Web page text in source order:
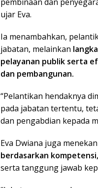
ujar Eva.
Ia menambahkan,
jabatan, melainkan
pelayanan publik serta
dan pembangunan.
“Pelantikan hendaknya
pada jabatan tertentu,
dan pengabdian kepada
Eva Dwiana juga
berdasarkan
serta tanggung jawab